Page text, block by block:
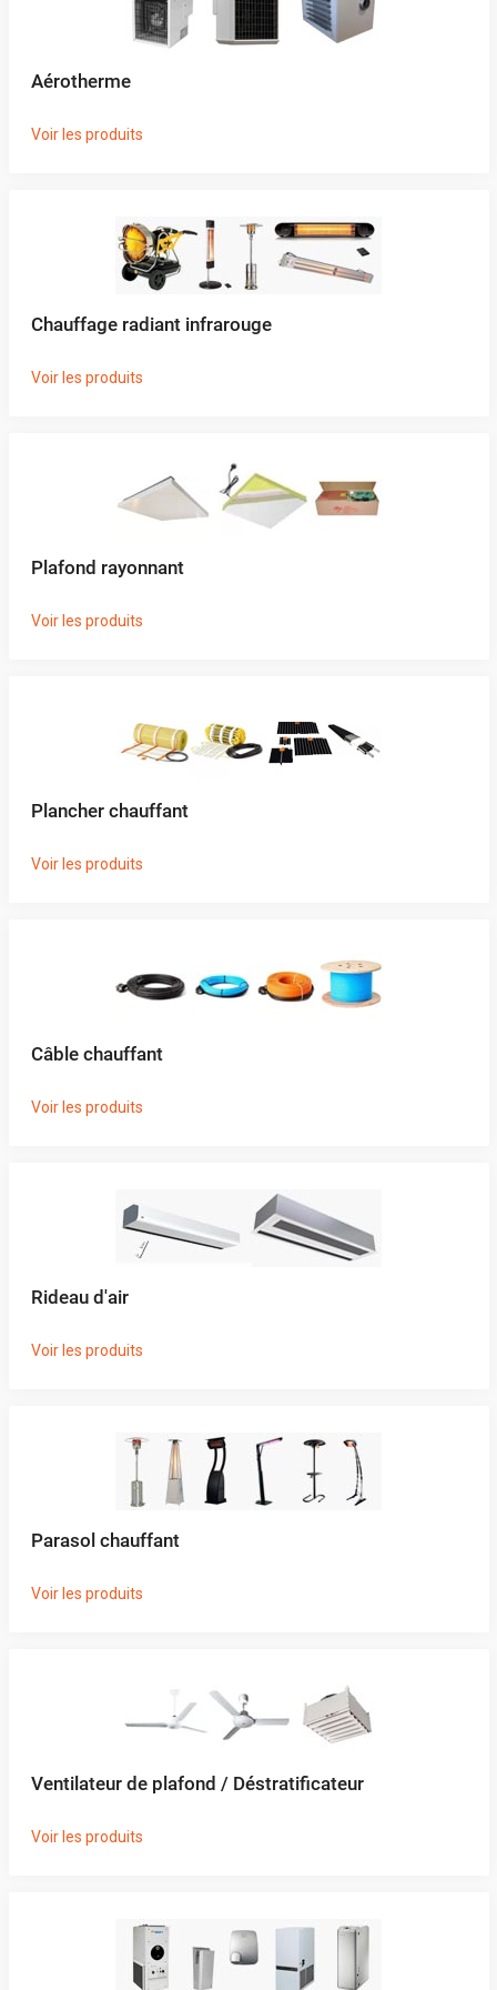
Aérotherme
Voir les produits
Chauffage radiant infrarouge
Voir les produits
Plafond rayonnant
Voir les produits
Plancher chauffant
Voir les produits
Câble chauffant
Voir les produits
Rideau d'air
Voir les produits
Parasol chauffant
Voir les produits
Ventilateur de plafond / Déstratificateur
Voir les produits